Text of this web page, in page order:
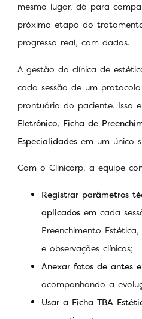
mesmo lugar, dá para
próxima etapa do
progresso real, com dados.
A gestão da clínica de
cada sessão de um
prontuário do paciente. Isso
Eletrônico, Ficha de
Especialidades em um único
Com o Clinicorp, a equipe
Registrar parâmetros
aplicados em cada
Preenchimento
e observações clínicas;
Anexar fotos de antes
acompanhando a
Usar a Ficha TBA